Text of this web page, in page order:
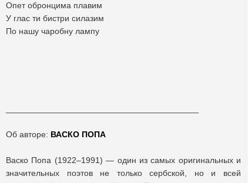
Опет обронцима плавим
У глас ти бистри силазим
По нашу чаробну лампу
Об авторе: ВАСКО ПОПА
Васко Попа (1922‒1991) — один из самых оригинальных и
значительных поэтов не только сербской, но и всей